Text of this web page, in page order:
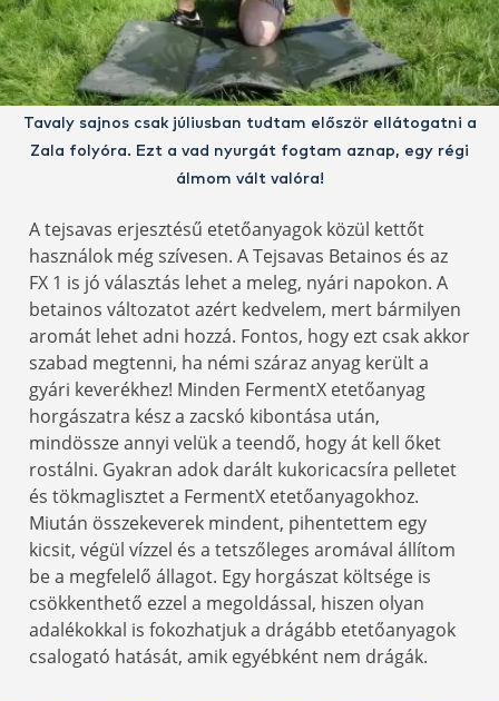
Tavaly sajnos csak júliusban tudtam először ellátogatni a
Zala folyóra. Ezt a vad nyurgát fogtam aznap, egy régi
álmom vált valóra!
A tejsavas erjesztésű etetőanyagok közül kettőt
használok még szívesen. A Tejsavas Betainos és az
FX 1 is jó választás lehet a meleg, nyári napokon. A
betainos változatot azért kedvelem, mert bármilyen
aromát lehet adni hozzá. Fontos, hogy ezt csak akkor
szabad megtenni, ha némi száraz anyag került a
gyári keverékhez! Minden FermentX etetőanyag
horgászatra kész a zacskó kibontása után,
mindössze annyi velük a teendő, hogy át kell őket
rostálni. Gyakran adok darált kukoricacsíra pelletet
és tökmaglisztet a FermentX etetőanyagokhoz.
Miután összekeverek mindent, pihentettem egy
kicsit, végül vízzel és a tetszőleges aromával állítom
be a megfelelő állagot. Egy horgászat költsége is
csökkenthető ezzel a megoldással, hiszen olyan
adalékokkal is fokozhatjuk a drágább etetőanyagok
csalogató hatását, amik egyébként nem drágák.